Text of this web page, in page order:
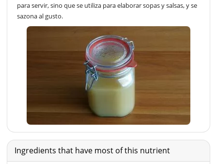
para servir, sino que se utiliza para elaborar sopas y salsas, y se
sazona al gusto.
Ingredients that have most of this nutrient